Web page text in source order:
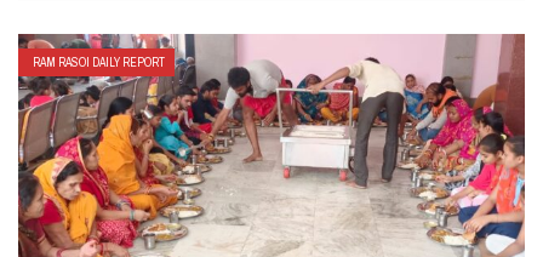
RAM RASOI DAILY REPORT